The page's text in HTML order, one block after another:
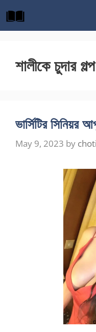
to
content
শালীকে চুদার গল্প
ভার্সিটির সিনিয়র
May 9, 2023 by